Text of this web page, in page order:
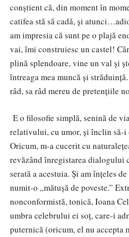
conștient că, din moment în
catifea stă să cadă, și
am impresia că sunt pe o plajă
vai, îmi construiesc un castel!
plină splendoare, vine un val și
întreaga mea muncă și
râd, sa râd mereu de pretențiile
E o filosofie simplă, senină de
relativului, cu umor, și înclin să-i
Oricum, m-a cucerit cu
revăzând înregistarea dialogului
serată a acestuia. Și am înțeles
numit-o „mătușă de poveste.”
nonconformistă, tonică, Ioana
umbra celebrului ei soț, care-i
puternică (oricum, el nu accepta